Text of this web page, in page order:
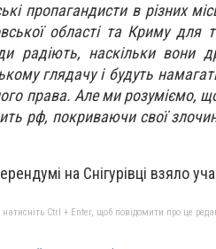
пропагандисти в різних
області та Криму для
радіють, наскільки вони
глядачу і будуть
права. Але ми розуміємо,
рф, покриваючи свої
на Снігурівці взяло
Ctrl + Enter, щоб повідомити про це